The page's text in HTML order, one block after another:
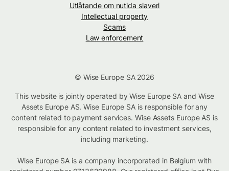
Utlåtande om nutida slaveri
Intellectual property
Scams
Law enforcement
© Wise Europe SA 2026
This website is jointly operated by Wise Europe SA and Wise
Assets Europe AS. Wise Europe SA is responsible for any
content related to payment services. Wise Assets Europe AS is
responsible for any content related to investment services,
including marketing.
Wise Europe SA is a company incorporated in Belgium with